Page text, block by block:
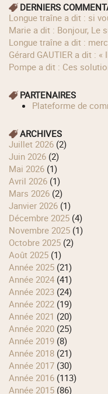
DERNIERS
longue traîne a dit : si
Marie a dit : Bonjour, Le
longue traîne a dit :
Gérard GAUTIER a dit :
Pompe a dit : Ces
PARTENAIRES
Plateforme de
ARCHIVES
juillet 2026 (2)
juin 2026 (2)
mai 2026 (1)
avril 2026 (1)
mars 2026 (2)
janvier 2026 (1)
décembre 2025 (4)
novembre 2025 (1)
octobre 2025 (2)
août 2025 (1)
année 2025 (21)
année 2024 (41)
année 2023 (24)
année 2022 (19)
année 2021 (20)
année 2020 (25)
année 2019 (8)
année 2018 (21)
année 2017 (30)
année 2016 (113)
année 2015 (86)